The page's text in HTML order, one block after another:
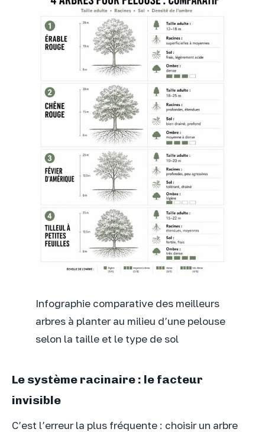
Infographie comparative des meilleurs
arbres à planter au milieu d’une pelouse
selon la taille et le type de sol
Le système racinaire : le facteur
invisible
C’est l’erreur la plus fréquente : choisir un arbre